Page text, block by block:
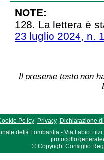
NOTE:
128. La lettera è
23 luglio 2024, n.
Il presente testo non
Policy Privacy
Dichiarazione
della Lombardia - Via Fabio Filzi
© Copyright Consiglio